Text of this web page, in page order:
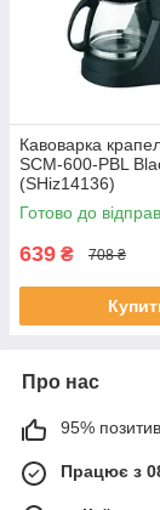
Кавоварка
SCM-600-PBL
(SHiz14136)
Готово до
639 ₴ 708 ₴
Про нас
95%
Працює з